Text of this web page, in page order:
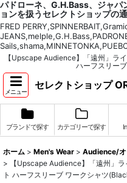
パドローネ、G.H.Bass、ジャパ
ョンを扱うセレクトショップの
FRED
【Upscape Audience】「遠州」ラ
ハーフスリー
メニュー
セレクトショップ
ブランドで探す カテゴリーで探す
ホーム > Men's Wear > Audience/オ
>
【Upscape Audience】「遠州」
ト ハーフスリーブ ワークシャツ